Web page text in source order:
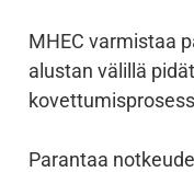
MHEC varmistaa
alustan välillä
Parantaa